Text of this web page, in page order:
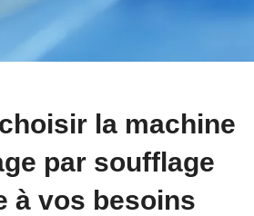
la machine
par soufflage
à vos besoins